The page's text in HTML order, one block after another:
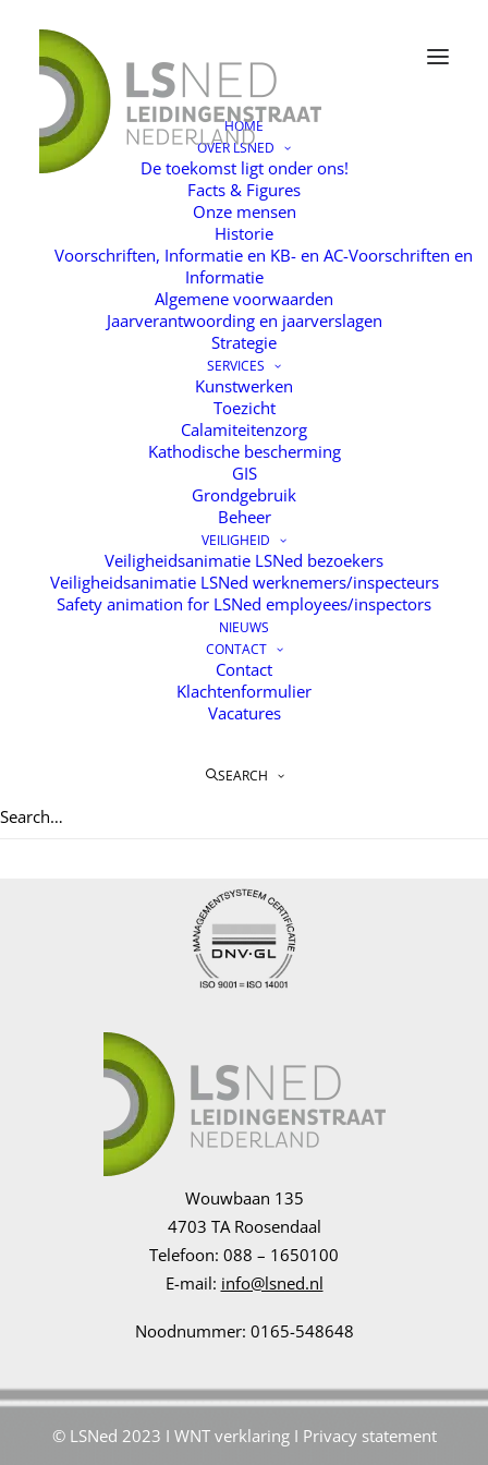
HOME
OVER LSNED
De toekomst ligt onder ons!
Facts & Figures
Onze mensen
Historie
Voorschriften, Informatie en KB- en AC-Voorschriften en
Informatie
Algemene voorwaarden
Jaarverantwoording en jaarverslagen
Strategie
SERVICES
Kunstwerken
Toezicht
Calamiteitenzorg
Kathodische bescherming
GIS
Grondgebruik
Beheer
VEILIGHEID
Veiligheidsanimatie LSNed bezoekers
Veiligheidsanimatie LSNed werknemers/inspecteurs
Safety animation for LSNed employees/inspectors
NIEUWS
CONTACT
Contact
Klachtenformulier
Vacatures
SEARCH
LSned-infographic-04
Facts & Figures LSned-infographic-04
Home
Services
Wouwbaan 135
4703 TA Roosendaal
Telefoon: 088 – 1650100
E-mail: info@lsned.nl
Noodnummer: 0165-548648
© LSNed 2023 I WNT verklaringI Privacy statement